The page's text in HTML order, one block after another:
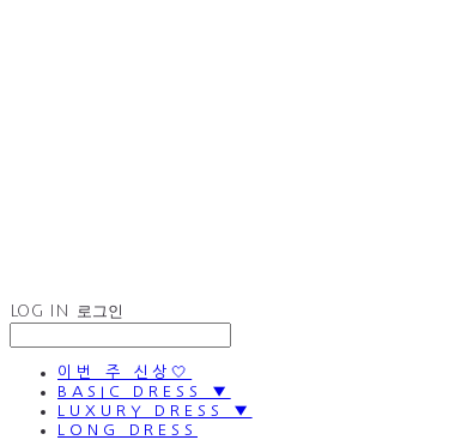
LOG IN 로그인
이번 주 신상🤍
BASIC DRESS ▼
LUXURY DRESS ▼
LONG DRESS